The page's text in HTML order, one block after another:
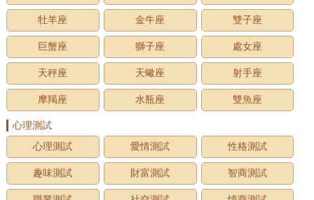
牡羊座 金牛座 雙子座
巨蟹座 獅子座 處女座
天秤座 天蠍座 射手座
摩羯座 水瓶座 雙魚座
心理測試
心理測試
愛情測試 性格測試
趣味測試 財富測試 智商測試